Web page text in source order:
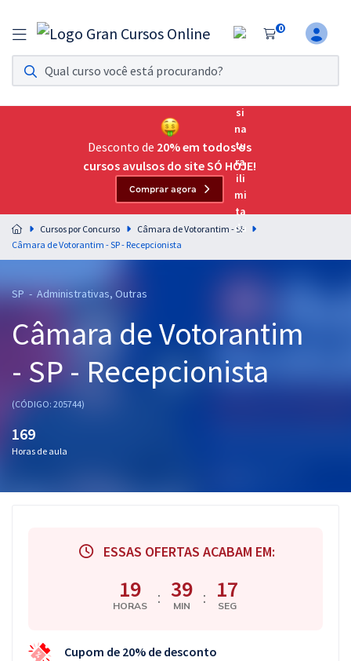
0
Assinatura Ilimitada 11
Acesso a todos os cursos. Teste grátis por 7 dias!
Assinatura OAB Até Passar
Acesso ilimitado a toda preparação para o Exame da
Residências Multiprofissionais
Preparação completa e intensiva para as principais
residências em saúde do Brasil
Cursos 20% OFF
Pós
Graduação
OAB
Conteúdo gratuito
Atendimento
Desconto de 20% em todos os
cursos avulsos do site SÓ HOJE!
Comprar agora
Cursos por Concurso
Câmara de Votorantim - SP
Câmara de Votorantim - SP - Recepcionista
SP - Administrativas, Outras
Câmara de Votorantim
- SP - Recepcionista
(CÓDIGO: 205744)
169
Horas de aula
ESSAS OFERTAS ACABAM EM:
19
HORAS : 39
MIN : 17
SEG
Cupom de 20% de desconto